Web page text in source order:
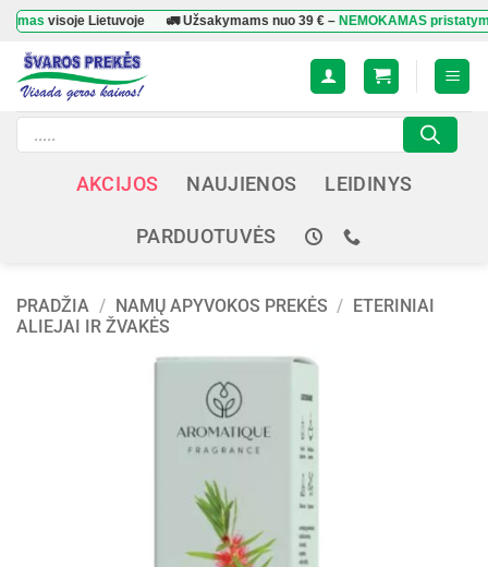
Skip
content
visoje Lietuvoje 🚛 Užsakymams nuo39 €–NEMOKAMAS pristatymas
Products
search
AKCIJOS NAUJIENOS LEIDINYS
PARDUOTUVĖS
PRADŽIA / NAMŲ APYVOKOS PREKĖS / ETERINIAI
ALIEJAI IR ŽVAKĖS